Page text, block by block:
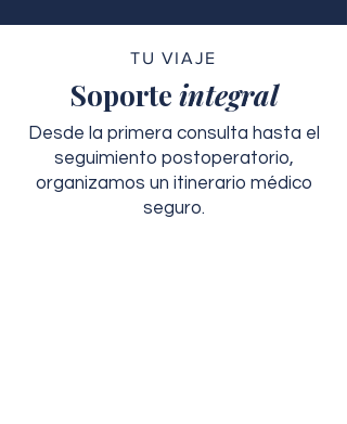
TU VIAJE
Soporte integral
Desde la primera consulta hasta el
seguimiento postoperatorio,
organizamos un itinerario médico
seguro.